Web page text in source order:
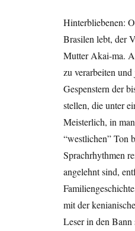
Hinterbliebenen:
Brasilen lebt, der
Mutter Akai-ma.
zu verarbeiten
Gespenstern der
stellen, die unter
Meisterlich, in
“westlichen” Ton
Sprachrhythmen
angelehnt sind,
mit der
Leser in den